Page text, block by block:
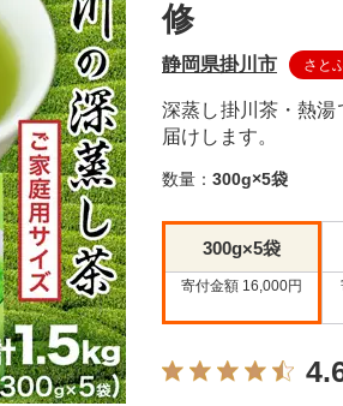
修
静岡県掛川市 さと
深蒸し掛川茶・熱
届けします。
数量： 300g×5袋
300g×5袋
寄付金額 16,000円